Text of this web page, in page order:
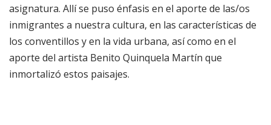
asignatura. Allí se puso énfasis en el aporte de las/os
inmigrantes a nuestra cultura, en las características de
los conventillos y en la vida urbana, así como en el
aporte del artista Benito Quinquela Martín que
inmortalizó estos paisajes.